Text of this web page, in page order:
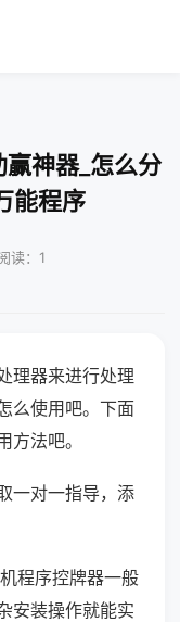
神器_怎么分
能程序
读：1
理器来进行处理
么使用吧。下面
法吧。
一对一指导，添
程序控牌器一般
安装操作就能实